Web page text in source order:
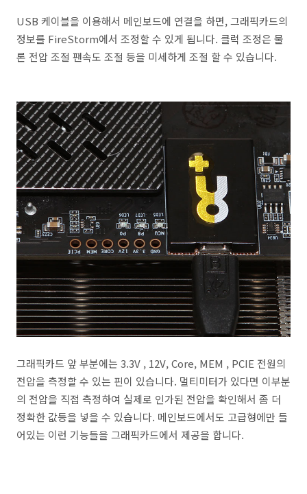
USB 케이블을 이용해서 메인보드에 연결을 하면, 그래픽카드의
정보를 FireStorm에서 조정할 수 있게 됩니다. 클럭 조정은 물
론 전압 조절 팬속도 조절 등을 미세하게 조절 할 수 있습니다.
그래픽카드 앞 부분에는 3.3V , 12V, Core, MEM , PCIE 전원의
전압을 측정할 수 있는 핀이 있습니다. 멀티미터가 있다면 이부분
의 전압을 직접 측정하여 실제로 인가된 전압을 확인해서 좀 더
정확한 값등을 넣을 수 있습니다. 메인보드에서도 고급형에만 들
어있는 이런 기능들을 그래픽카드에서 제공을 합니다.